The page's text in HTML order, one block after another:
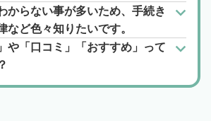
からない事が多いため、手続き
など色々知りたいです。
や「口コミ」「おすすめ」って